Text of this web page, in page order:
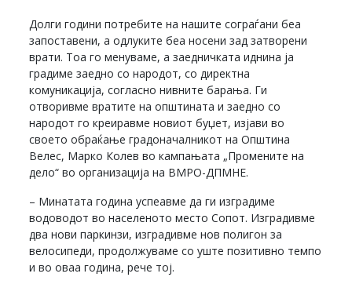
Долги години потребите на нашите сограѓани беа
запоставени, а одлуките беа носени зад затворени
врати. Тоа го менуваме, а заедничката иднина ја
градиме заедно со народот, со директна
комуникација, согласно нивните барања. Ги
отворивме вратите на општината и заедно со
народот го креиравме новиот буџет, изјави во
своето обраќање градоначалникот на Општина
Велес, Марко Колев во кампањата „Промените на
дело“ во организација на ВМРО-ДПМНЕ.
– Минатата година успеавме да ги изградиме
водоводот во населеното место Сопот. Изградивме
два нови паркинзи, изградивме нов полигон за
велосипеди, продолжуваме со уште позитивно темпо
и во оваа година, рече тој.